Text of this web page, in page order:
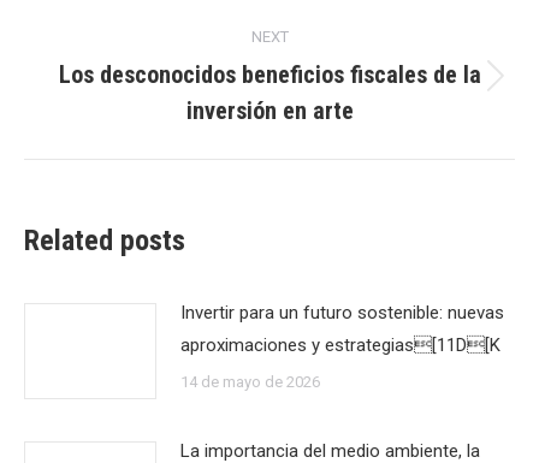
NEXT
post:
Los desconocidos beneficios fiscales de la
inversión en arte
Related posts
Invertir para un futuro sostenible: nuevas
aproximaciones y estrategias[11D[K
14 de mayo de 2026
La importancia del medio ambiente, la